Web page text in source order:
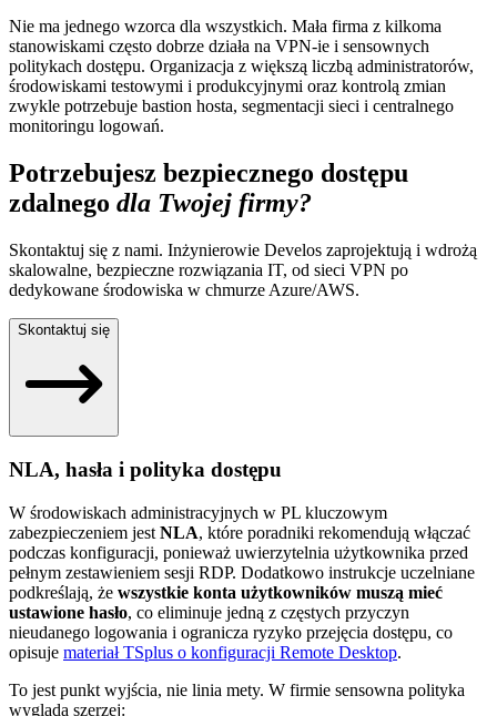
Nie ma jednego wzorca dla wszystkich. Mała firma z kilkoma
stanowiskami często dobrze działa na VPN-ie i sensownych
politykach dostępu. Organizacja z większą liczbą administratorów,
środowiskami testowymi i produkcyjnymi oraz kontrolą zmian
zwykle potrzebuje bastion hosta, segmentacji sieci i centralnego
monitoringu logowań.
Potrzebujesz bezpiecznego dostępu
zdalnego dla Twojej firmy?
Skontaktuj się z nami. Inżynierowie Develos zaprojektują i wdrożą
skalowalne, bezpieczne rozwiązania IT, od sieci VPN po
dedykowane środowiska w chmurze Azure/AWS.
Skontaktuj się
NLA, hasła i polityka dostępu
W środowiskach administracyjnych w PL kluczowym
zabezpieczeniem jest NLA, które poradniki rekomendują włączać
podczas konfiguracji, ponieważ uwierzytelnia użytkownika przed
pełnym zestawieniem sesji RDP. Dodatkowo instrukcje uczelniane
podkreślają, że wszystkie konta użytkowników muszą mieć
ustawione hasło, co eliminuje jedną z częstych przyczyn
nieudanego logowania i ogranicza ryzyko przejęcia dostępu, co
opisuje materiał TSplus o konfiguracji Remote Desktop.
To jest punkt wyjścia, nie linia mety. W firmie sensowna polityka
wygląda szerzej: